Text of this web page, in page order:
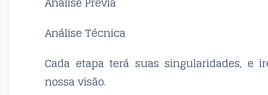
Análise Técnica
Cada etapa terá suas singularidades, e
nossa visão.